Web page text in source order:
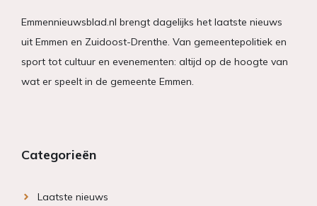
Emmennieuwsblad.nl brengt dagelijks het laatste nieuws
uit Emmen en Zuidoost-Drenthe. Van gemeentepolitiek en
sport tot cultuur en evenementen: altijd op de hoogte van
wat er speelt in de gemeente Emmen.
Categorieën
Laatste nieuws